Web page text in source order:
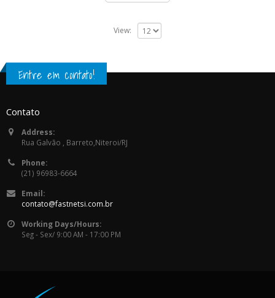
View:
Entre em contato!
Contato
Address:
Rua Galvão , Barreto,Niteroi/RJ
Phone:
(21) 96983-6664
Email:
contato@fastnetsi.com.br
Working Days/Hours:
Seg - Sex/ 9:00 AM - 17:00 PM